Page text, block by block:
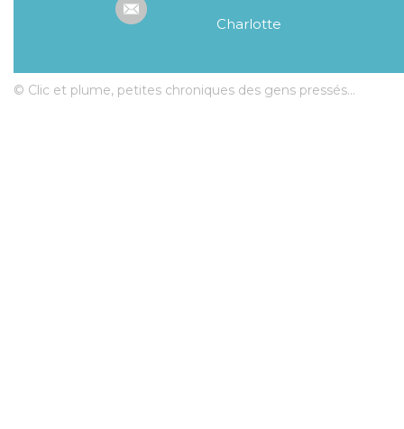
Charlotte
© Clic et plume, petites chroniques des gens pressés...